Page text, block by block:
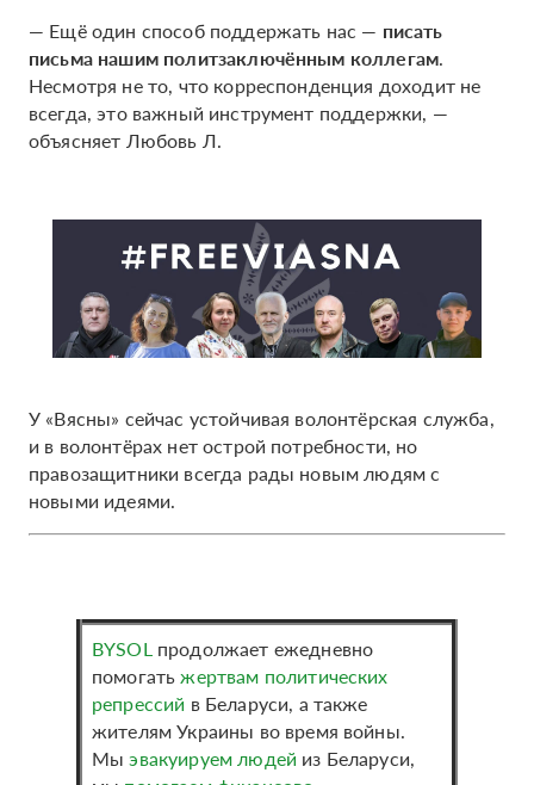
— Ещё один способ поддержать нас — писать
письма нашим политзаключённым коллегам.
Несмотря не то, что корреспонденция доходит не
всегда, это важный инструмент поддержки, —
объясняет Любовь Л.
У «Вясны» сейчас устойчивая волонтёрская служба,
и в волонтёрах нет острой потребности, но
правозащитники всегда рады новым людям с
новыми идеями.
BYSOL продолжает ежедневно
помогатьжертвам политических
репрессий в Беларуси, а также
жителям Украины во время войны.
Мыэвакуируем людей из Беларуси,